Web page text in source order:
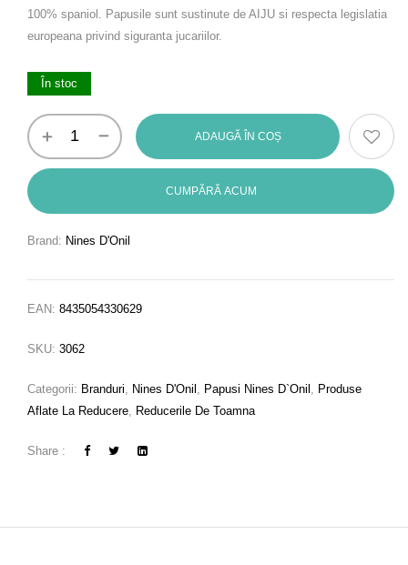
100% spaniol. Papusile sunt sustinute de AIJU si respecta legislatia
europeana privind siguranta jucariilor.
În stoc
ADAUGĂ ÎN COȘ
CUMPĂRĂ ACUM
Brand: Nines D'Onil
EAN: 8435054330629
SKU: 3062
Categorii: Branduri Nines D'Onil Papusi Nines D`Onil
Produse
Aflate La Reducere Reducerile De Toamna
Share :